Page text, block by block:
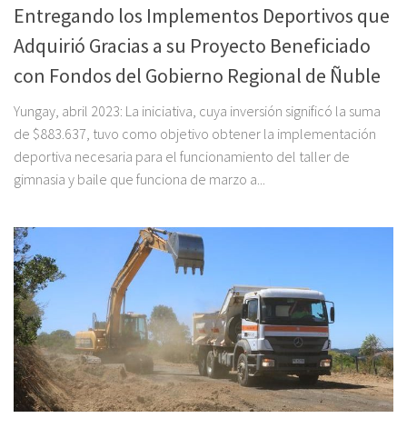
Entregando los Implementos Deportivos que
Adquirió Gracias a su Proyecto Beneficiado
con Fondos del Gobierno Regional de Ñuble
Yungay, abril 2023: La iniciativa, cuya inversión significó la suma
de $883.637, tuvo como objetivo obtener la implementación
deportiva necesaria para el funcionamiento del taller de
gimnasia y baile que funciona de marzo a...